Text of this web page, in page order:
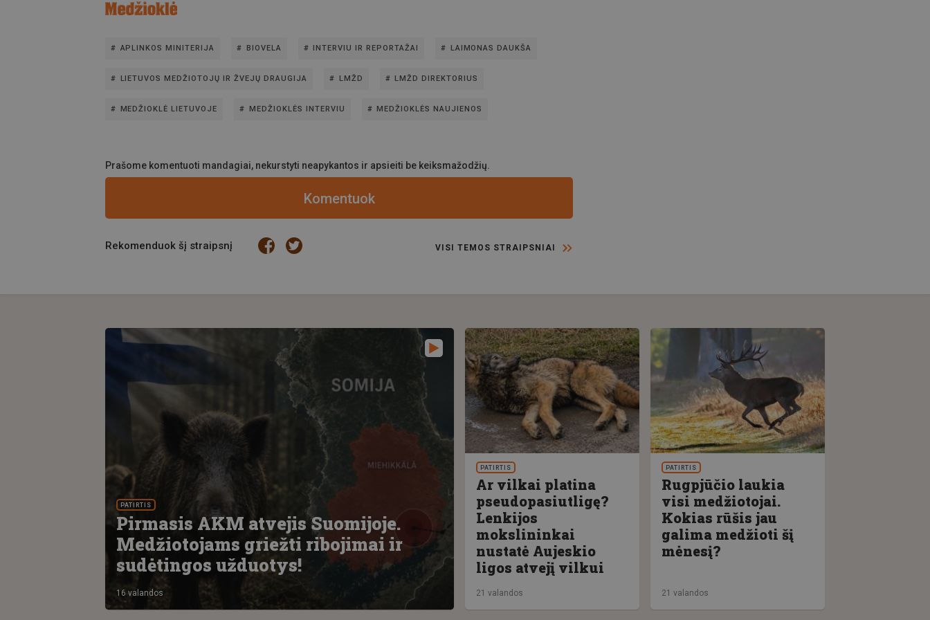
APLINKOS MINITERIJA BIOVELA INTERVIU IR REPORTAŽAI LAIMONAS DAUKŠA
LIETUVOS MEDŽIOTOJŲ IR ŽVEJŲ DRAUGIJA LMŽD LMŽD DIREKTORIUS
MEDŽIOKLĖ LIETUVOJE MEDŽIOKLĖS INTERVIU MEDŽIOKLĖS NAUJIENOS
Prašome komentuoti mandagiai, nekurstyti neapykantos ir apsieiti be keiksmažodžių.
Komentuok
Rekomenduok šį straipsnį VISI TEMOS STRAIPSNIAI
PATIRTIS
Pirmasis AKM atvejis Suomijoje.
Medžiotojams griežti ribojimai ir
sudėtingos užduotys!
16 valandos
PATIRTIS
Ar vilkai platina
pseudopasiutligę?
Lenkijos
mokslininkai
nustatė Aujeskio
ligos atvejį vilkui
21 valandos
PATIRTIS
Rugpjūčio laukia
visi medžiotojai.
Kokias rūšis jau
galima medžioti šį
mėnesį?
21 valandos